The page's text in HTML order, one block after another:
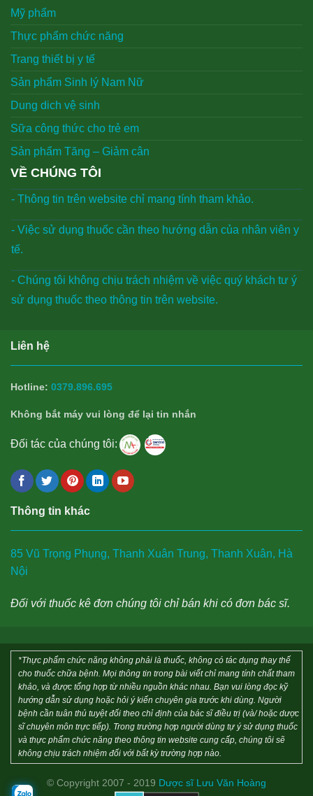
Mỹ phẩm
Thực phẩm chức năng
Trang thiết bị y tế
Sản phẩm Sinh lý Nam Nữ
Dung dich vệ sinh
Sữa công thức cho trẻ em
Sản phẩm Tăng – Giảm cân
VỀ CHÚNG TÔI
- Thông tin trên website chỉ mang tính tham khảo.
- Việc sử dụng thuốc cần theo hướng dẫn của nhân viên y
tế.
- Chúng tôi không chịu trách nhiệm về việc quý khách tư ý
sử dụng thuốc theo thông tin trên website.
Liên hệ
Hotline: 0379.896.695
Không bắt máy vui lòng để lại tin nhắn
Đối tác của chúng tôi:
Thông tin khác
85 Vũ Trọng Phụng, Thanh Xuân Trung, Thanh Xuân, Hà
Nội
Đối với thuốc kê đơn chúng tôi chỉ bán khi có đơn bác sĩ.
*Thực phẩm chức năng không phải là thuốc, không có tác dụng thay thế
cho thuốc chữa bệnh. Mọi thông tin trong bài viết chỉ mang tính chất tham
khảo, và được tổng hợp từ nhiều nguồn khác nhau. Bạn vui lòng đọc kỹ
hướng dẫn sử dụng hoặc hỏi ý kiến chuyên gia trước khi dùng. Người
bệnh cần tuân thủ tuyệt đối theo chỉ định của bác sĩ điều trị (và/ hoặc dược
sĩ chuyên môn trực tiếp). Trong trường hợp người dùng tự ý sử dụng thuốc
và thực phẩm chức năng theo thông tin website cung cấp, chúng tôi sẽ
không chịu trách nhiệm đối với bất kỳ trường hợp nào.
© Copyright 2007 - 2019 Dược sĩ Lưu Văn Hoàng